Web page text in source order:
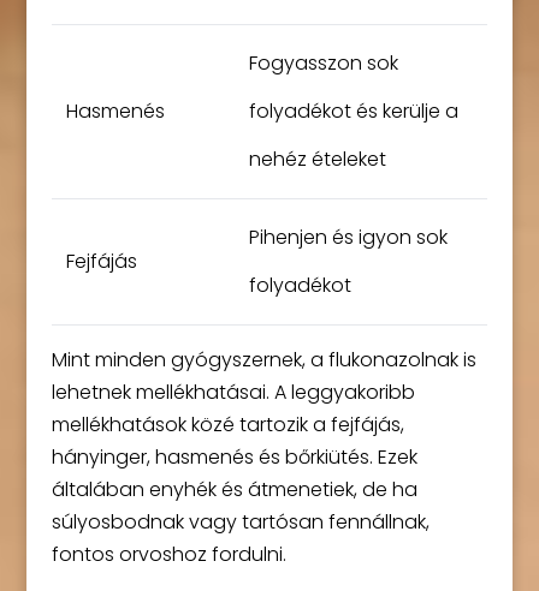
Hasmenés
Fogyasszon sok
folyadékot és kerülje a
nehéz ételeket
Fejfájás
Pihenjen és igyon sok
folyadékot
Mint minden gyógyszernek, a flukonazolnak is
lehetnek mellékhatásai. A leggyakoribb
mellékhatások közé tartozik a fejfájás,
hányinger, hasmenés és bőrkiütés. Ezek
általában enyhék és átmenetiek, de ha
súlyosbodnak vagy tartósan fennállnak,
fontos orvoshoz fordulni.